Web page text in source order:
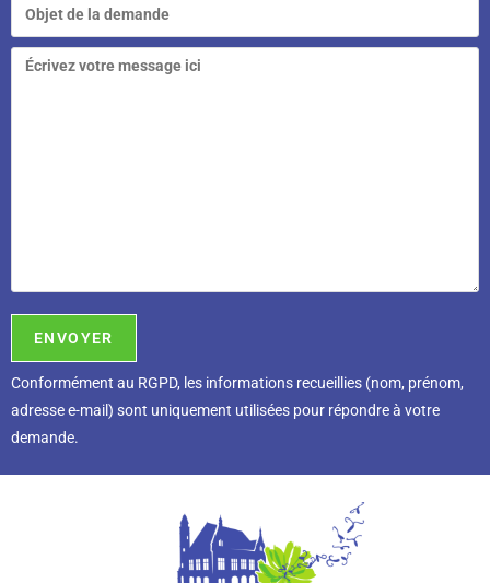
Conformément au RGPD, l es informations recueillies (nom, prénom,
adresse e-mail) sont uniquement utilisées pour répondre à votre
demande.